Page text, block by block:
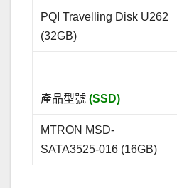
PQI Travelling Disk U262
(32GB)
產品型號 (SSD)
MTRON MSD-
SATA3525-016 (16GB)